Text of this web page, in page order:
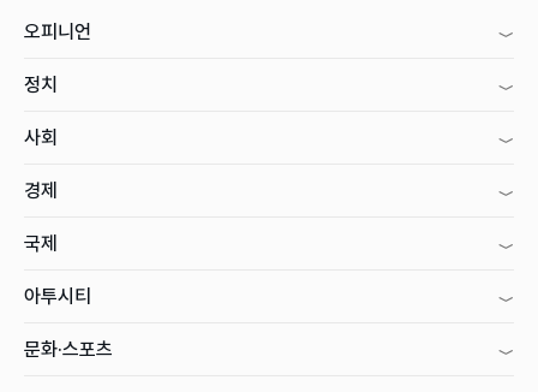
오피니언
정치
사회
경제
국제
아투시티
문화·스포츠